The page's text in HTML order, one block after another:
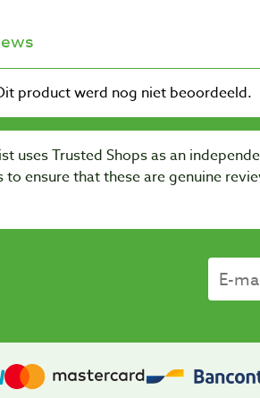
uses Trusted Shops as an
to ensure that these are genuine